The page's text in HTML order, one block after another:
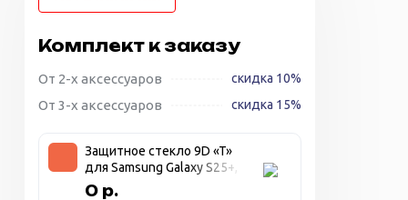
Комплект к заказу
От 2-х аксессуаров скидка 10%
От 3-х аксессуаров скидка 15%
Защитное стекло 9D «T»
для Samsung Galaxy S25+,
прозрачное + чёрная
0 р.